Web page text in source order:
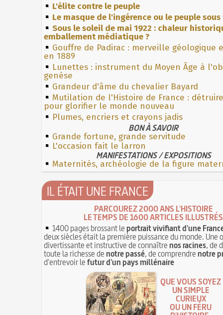
L'élite contre le peuple
Le masque de l'ingérence ou le peuple
Sous le soleil de mai 1922 : chaleur
emballement médiatique ?
Gouffre de Padirac : merveille géologique
en 1889
Lunettes : instrument du Moyen Âge à
genèse
Grandeur d'âme du chevalier Bayard
Mutilation de l'Histoire de France :
pour glorifier le monde nouveau
Plumes, encriers et crayons jadis
BON À SAVOIR
Grande fortune, grande servitude
L'occasion fait le larron
MANIFESTATIONS / EXPOSITIONS
Maternités, archéologie de la figure
IL ÉTAIT UNE FRANCE
PARCOUREZ 2000 ANS L'HISTOIRE
LE TEMPS DE 1600 ARTICLES ILLUSTRÉS
1400 pages brossant leportrait vivifiant d'une
deux siècles était la première puissance du monde. Une
divertissante et instructive de connaîtrenos racines, de
toute la richesse denotre passé, de comprendrenotre
d'entrevoir lefutur d'un pays millénaire
QUE VOUS SOYEZ
UN SIMPLE
CURIEUX
OU UN FÉRU